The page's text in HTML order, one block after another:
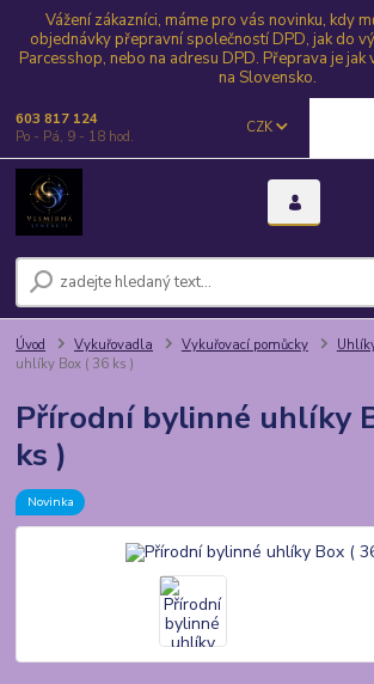
Vážení zákazníci, máme pro vás novinku, kdy
objednávky přepravní společností DPD, jak do
Parcesshop, nebo na adresu DPD. Přeprava je jak
na Slovensko.
CZK
603 817 124
Po - Pá, 9 - 18 hod.
Úvod Vykuřovadla Vykuřovací pomůcky
uhlíky Box ( 36 ks )
Přírodní bylinné uhlíky
ks )
Novinka